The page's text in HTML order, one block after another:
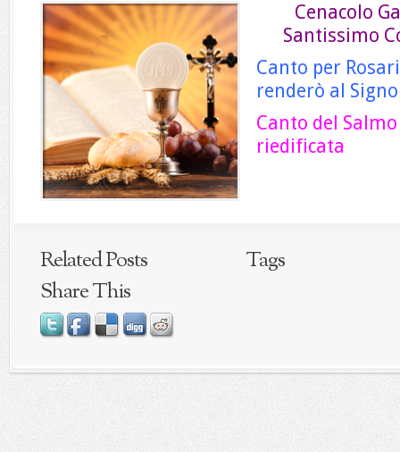
Cenacolo
Santissimo
Canto per
renderò al
Canto del
riedificata
Related Posts
Tags
Share This